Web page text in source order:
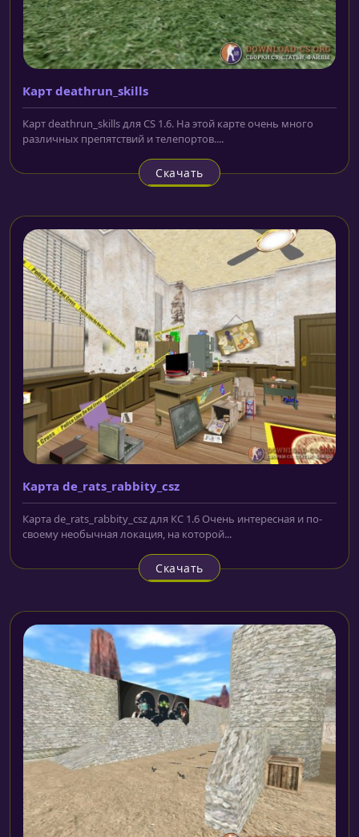
Карт deathrun_skills
Карт deathrun_skills для CS 1.6. На этой карте очень много
различных препятствий и телепортов....
Скачать
Карта de_rats_rabbity_csz
Карта de_rats_rabbity_csz для КС 1.6 Очень интересная и по-
своему необычная локация, на которой...
Скачать